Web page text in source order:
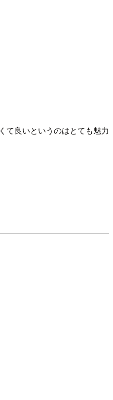
て良いというのはとても魅力